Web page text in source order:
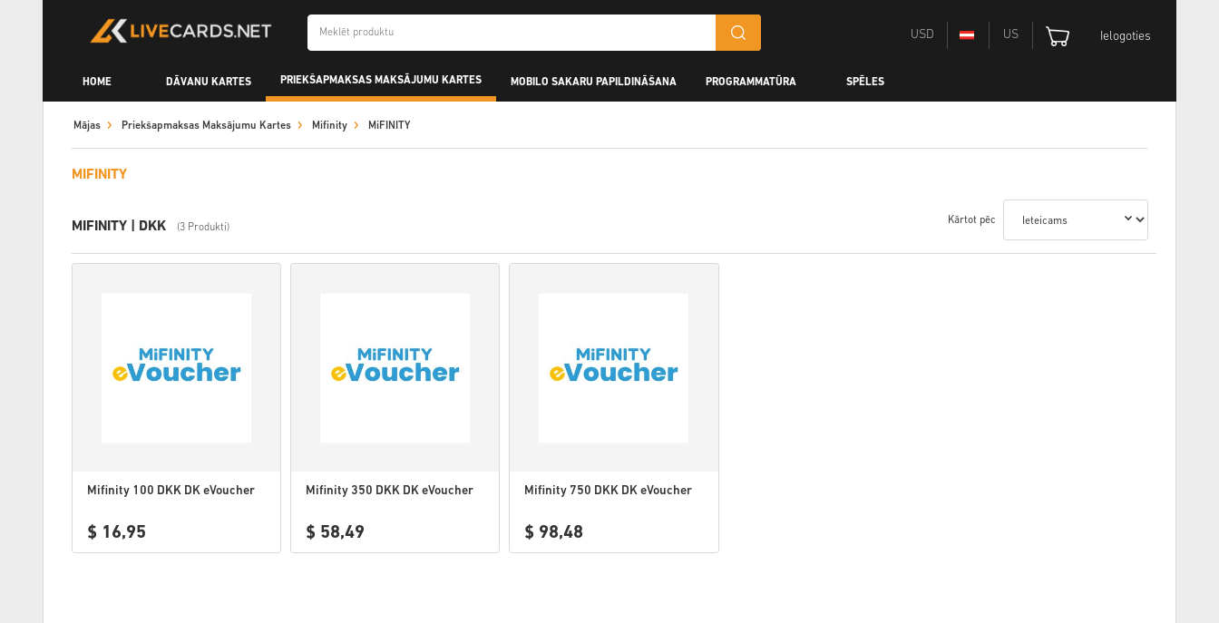
USD US Ielogoties
HOME DĀVANU KARTES PRIEKŠAPMAKSAS MAKSĀJUMU KARTES MOBILO SAKARU PAPILDINĀŠANA PROGRAMMATŪRA SPĒLES
Mājas Priekšapmaksas Maksājumu Kartes Mifinity MiFINITY
MIFINITY
MIFINITY | DKK (3 Produkti)
Kārtot pēc
Mifinity 100 DKK DK eVoucher
$ 16,95
Mifinity 350 DKK DK eVoucher
$ 58,49
Mifinity 750 DKK DK eVoucher
$ 98,48